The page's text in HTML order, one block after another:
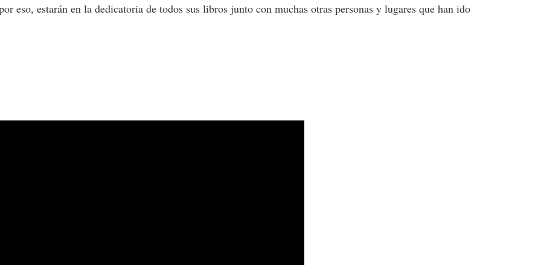
eso, estarán en la dedicatoria de todos sus libros junto con muchas otras personas y lugares que han ido